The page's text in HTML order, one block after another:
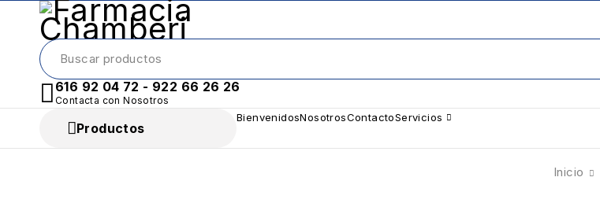
616 92 04 72 - 922 66 26 26
Contacta con Nosotros
Productos
BienvenidosNosotrosContactoServicios
Inicio